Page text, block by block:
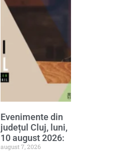
Evenimente din
județul Cluj, luni,
10 august 2026:
august 7, 2026